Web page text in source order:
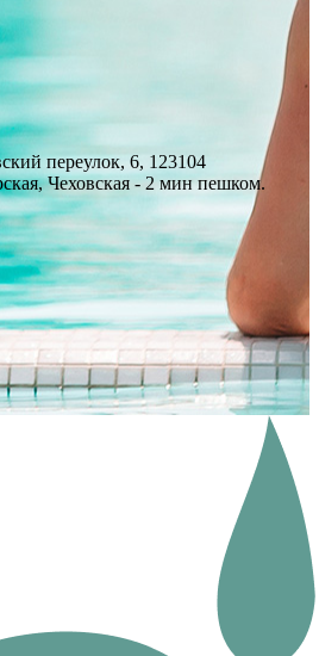
переулок, 6, 123104
Чеховская - 2 мин пешком.